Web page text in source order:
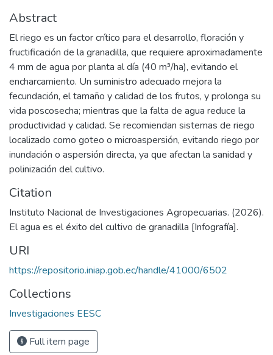
Abstract
El riego es un factor crítico para el desarrollo, floración y
fructificación de la granadilla, que requiere aproximadamente
4 mm de agua por planta al día (40 m³/ha), evitando el
encharcamiento. Un suministro adecuado mejora la
fecundación, el tamaño y calidad de los frutos, y prolonga su
vida poscosecha; mientras que la falta de agua reduce la
productividad y calidad. Se recomiendan sistemas de riego
localizado como goteo o microaspersión, evitando riego por
inundación o aspersión directa, ya que afectan la sanidad y
polinización del cultivo.
Citation
Instituto Nacional de Investigaciones Agropecuarias. (2026).
El agua es el éxito del cultivo de granadilla [Infografía].
URI
https://repositorio.iniap.gob.ec/handle/41000/6502
Collections
Investigaciones EESC
Full item page